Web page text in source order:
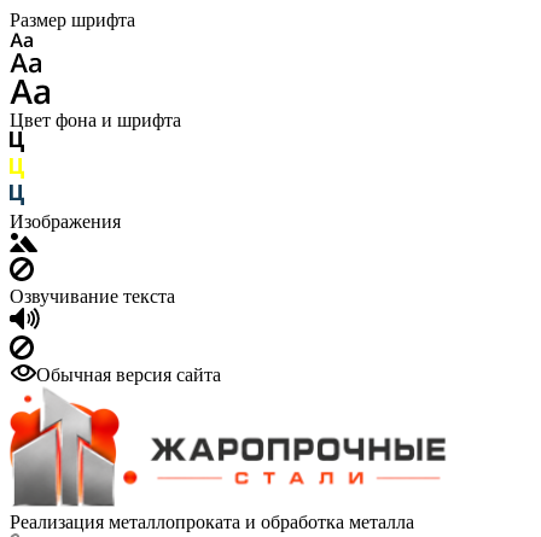
Размер шрифта
Цвет фона и шрифта
Изображения
Озвучивание текста
Обычная версия сайта
Реализация металлопроката и обработка металла